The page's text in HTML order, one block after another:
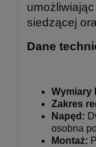
siedzącej
Dane
Wymiary
Zakres
Napęd:
osobna
Montaż: